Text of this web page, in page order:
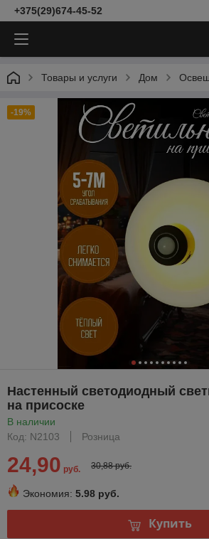
+375(29)674-45-52
Товары и услуги Дом
-19%
Настенный светодиодный
на присоске
В наличии
Код: N2103
Розница
24,90 руб. 30,88 руб.
Экономия: 5.98 руб.
Купить